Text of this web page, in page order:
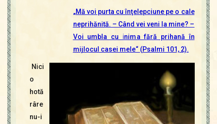
„Mă voi purta cu înţelepciune pe o cale
neprihănită. – Când vei veni la mine? –
Voi umbla cu inima fără prihană în
mijlocul casei mele“ (Psalmi 101, 2).
Nici
o
hotă
râre
nu-i